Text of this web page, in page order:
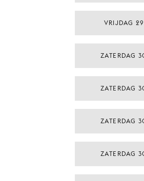
VRIJDAG 29
ZATERDAG
ZATERDAG
ZATERDAG
ZATERDAG